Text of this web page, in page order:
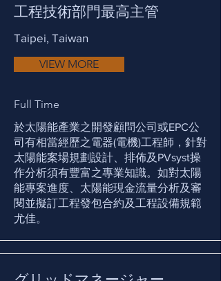
工程技術部門最高主管
Taipei, Taiwan
VIEW MORE
Full Time
於太陽能產業之開發顧問公司或EPC公
司有相當經歷之電器(電機)工程師，針對
太陽能案場規劃設計、排佈及PVsyst操
作分析須有豐富之專業知識。如對太陽
能專案進度、太陽能現金流量分析及審
閱並擬訂工程發包合約及工程設備規範
尤佳。